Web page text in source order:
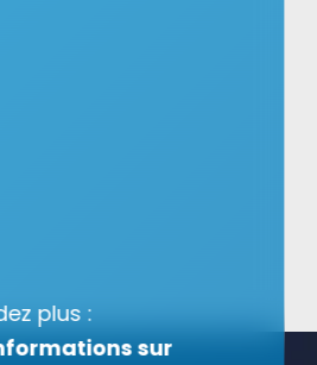
plus :
sur